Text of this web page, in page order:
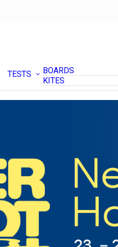
TESTS
BOARDS
KITES